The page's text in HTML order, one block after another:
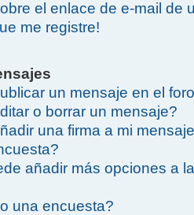
el enlace de e-mail de
me registre!
un mensaje en el
o borrar un mensaje?
una firma a mi
añadir más opciones a la
una encuesta?